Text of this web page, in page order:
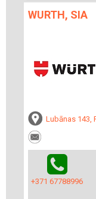
WURTH, SIA
Lubānas 143,
+371 67788996